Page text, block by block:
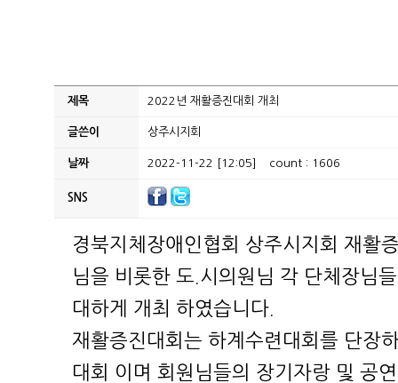
제목 2022년 재활증진대회 개최
글쓴이 상주시지회
날짜 2022-11-22 [12:05] count : 1606
SNS
경북지체장애인협회 상주시지회 재활
님을 비롯한 도.시의원님 각 단체장님
대 하게 개최 하였습니다.
재활증진대회는 하계수련대회를 단장
대회 이며 회원님들의 장기자랑 및 공